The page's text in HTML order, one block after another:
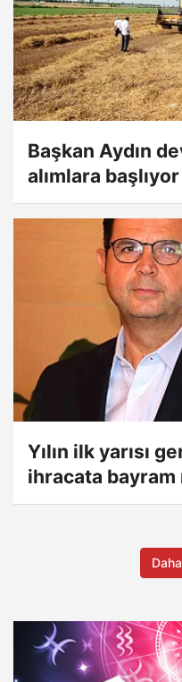
Başkan Aydın
alımlara başlıyor
Yılın ilk yarısı
ihracata bayram